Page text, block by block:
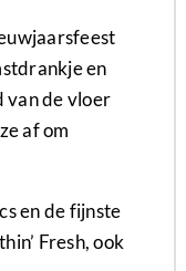
en
van de vloer
af om
en de fijnste
Fresh, ook